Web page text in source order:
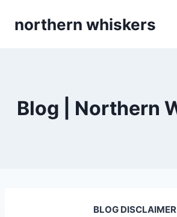
northern whiskers
Blog | Northern
BLOG DISCLAIMER